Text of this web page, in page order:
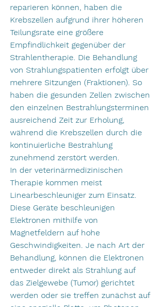
reparieren können, haben die
Krebszellen aufgrund ihrer höheren
Teilungsrate eine größere
Empfindlichkeit gegenüber der
Strahlentherapie. Die Behandlung
von Strahlungspatienten erfolgt über
mehrere Sitzungen (Fraktionen). So
haben die gesunden Zellen zwischen
den einzelnen Bestrahlungsterminen
ausreichend Zeit zur Erholung,
während die Krebszellen durch die
kontinuierliche Bestrahlung
zunehmend zerstört werden.
In der veterinärmedizinischen
Therapie kommen meist
Linearbeschleuniger zum Einsatz.
Diese Geräte beschleunigen
Elektronen mithilfe von
Magnetfeldern auf hohe
Geschwindigkeiten. Je nach Art der
Behandlung, können die Elektronen
entweder direkt als Strahlung auf
das Zielgewebe (Tumor) gerichtet
werden oder sie treffen zunächst auf